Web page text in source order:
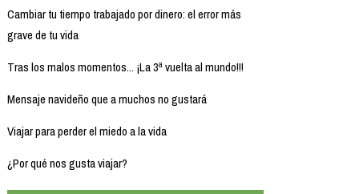
Cambiar tu tiempo trabajado por dinero: el error más
grave de tu vida
Tras los malos momentos... ¡La 3ª vuelta al mundo!!!
Mensaje navideño que a muchos no gustará
Viajar para perder el miedo a la vida
¿Por qué nos gusta viajar?